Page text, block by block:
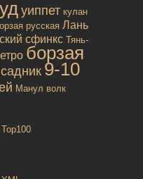
уиппет кулан
русская Лань
сфинкс Тянь-
борзая
9-10
Манул волк